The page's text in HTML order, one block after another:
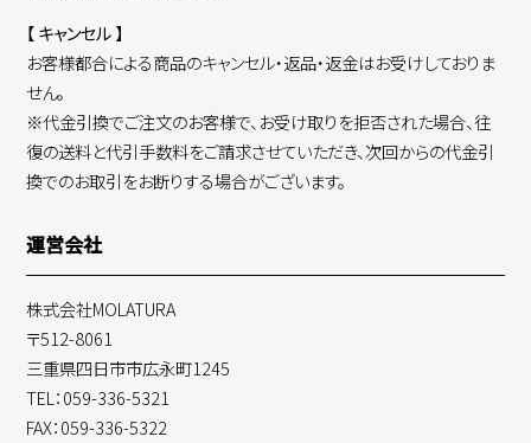
【 キャンセル 】
お客様都合による商品のキャンセル・返品・返金はお受けしておりま
せん。
※代金引換でご注文のお客様で、お受け取りを拒否された場合、往
復の送料と代引手数料をご請求させていただき、次回からの代金引
換でのお取引をお断りする場合がございます。
運営会社
株式会社MOLATURA
〒512-8061
三重県四日市市広永町1245
TEL：059-336-5321
FAX：059-336-5322